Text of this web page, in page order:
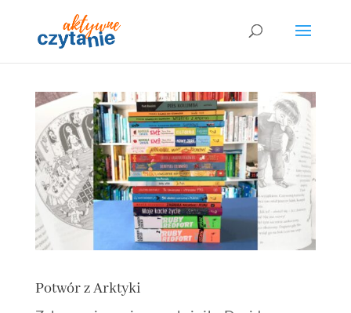
Potwór z Arktyki